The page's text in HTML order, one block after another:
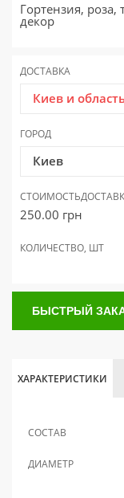
Гортензия, роза,
декор
ДОСТАВКА
Киев и
ГОРОД
Киев
СТОИМОСТЬ
250.00 грн
КОЛИЧЕСТВО, ШТ
БЫСТРЫЙ
ХАРАКТЕРИСТИКИ
СОСТАВ
ДИАМЕТР